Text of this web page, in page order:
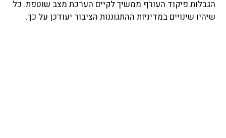
שיהיו שינויים במדיניות ההתגוננות הציבור יעודכן על כך.